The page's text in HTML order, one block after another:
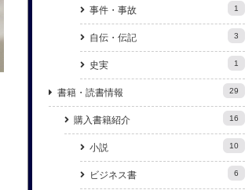
事件・事故 1
自伝・伝記 3
史実 1
書籍・読書情報 29
購入書籍紹介 16
小説 10
ビジネス書 6